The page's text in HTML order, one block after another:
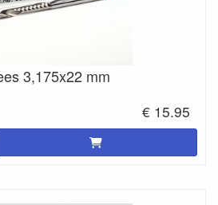
3,175x22 mm
€ 15.95